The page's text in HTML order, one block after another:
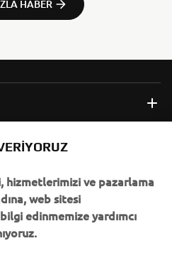
HABER
hizmetlerimizi ve pazarlama
web sitesi
edinmemize yardımcı